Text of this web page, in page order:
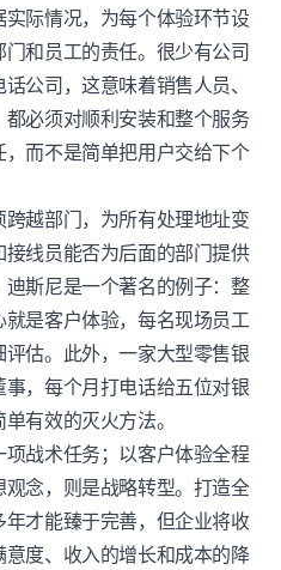
际情况，为每个体验环节设
和员工的责任。很少有公司
公司，这意味着销售人员、
必须对顺利安装和整个服务
而不是简单把用户交给下个
越部门，为所有处理地址变
线员能否为后面的部门提供
迪斯尼是一个著名的例子：整
就是客户体验，每名现场员工
估。此外，一家大型零售银
，每个月打电话给五位对银
有效的灭火方法。
项战术任务；以客户体验全程
念，则是战略转型。打造全
才能臻于完善，但企业将收
度、收入的增长和成本的降